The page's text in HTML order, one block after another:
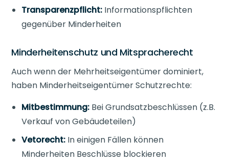
Transparenzpflicht: Informationspflichten
gegenüber Minderheiten
Minderheitenschutz und Mitspracherecht
Auch wenn der Mehrheitseigentümer dominiert,
haben Minderheitseigentümer Schutzrechte:
Mitbestimmung: Bei Grundsatzbeschlüssen (z.B.
Verkauf von Gebäudeteilen)
Vetorecht: In einigen Fällen können
Minderheiten Beschlüsse blockieren